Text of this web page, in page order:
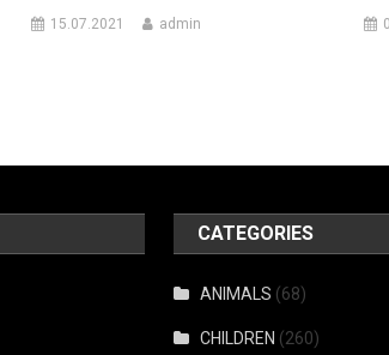
15.07.2021 admin
CATEGORIES
ANIMALS (68)
CHILDREN (260)